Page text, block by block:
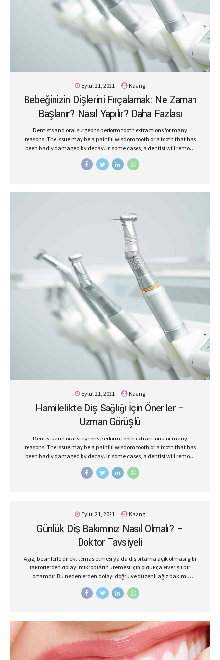
Eylül 21, 2021 Kaang
Bebeğinizin Dişlerini Fırçalamak: Ne Zaman
Başlanır? Nasıl Yapılır? Daha Fazlası
Dentists and oral surgeons perform tooth extractions for many
reasons. The issue may be a painful wisdom tooth or a tooth that has
been badly damaged by decay. In some cases, a dentist will remove
Eylül 21, 2021 Kaang
Hamilelikte Diş Sağlığı İçin Öneriler –
Uzman Görüşlü
Dentists and oral surgeons perform tooth extractions for many
reasons. The issue may be a painful wisdom tooth or a tooth that has
been badly damaged by decay. In some cases, a dentist will remove
a tooth to make space for dental prosthetics or braces.
Eylül 21, 2021 Kaang
Günlük Diş Bakımınız Nasıl Olmalı? –
Doktor Tavsiyeli
Ağız, besinlerle direkt temas etmesi ya da dış ortama açık olması gibi
faktörlerden dolayı mikropların üremesi için oldukça elverişli bir
ortamdır. Bu nedenlerden dolayı doğru ve düzenli ağız bakımı
karşılaşılabilir. Ayrıca sağlığın yanı sıra estetik olarak da kişiyi
olabilirsiniz. Doğru ve Etkili Ağız Bakımı Yetişkinler ve çocuklar etkili
ağız ve diş bakımı yaparken aşağıdaki faktörlere dikkat etmelidir.
Daha sağlıklı ağız ve dişler için florür miktarı yeterli olan bir diş
macunu ve yumuşak kıllı diş fırçasıyla günde en az...